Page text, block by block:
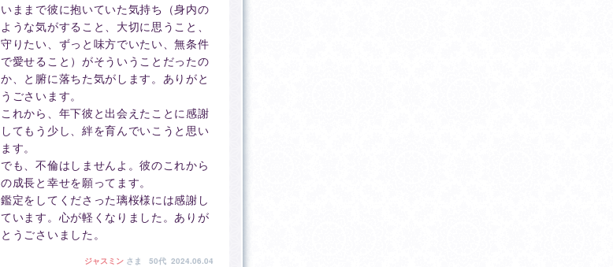
いままで彼に抱いていた気持ち（身内の
ような気がすること、大切に思うこと、
守りたい、ずっと味方でいたい、無条件
で愛せること）がそういうことだったの
か、と腑に落ちた気がします。ありがと
うごさいます。
これから、年下彼と出会えたことに感謝
してもう少し、絆を育んでいこうと思い
ます。
でも、不倫はしませんよ。彼のこれから
の成長と幸せを願ってます。
鑑定をしてくださった璃桜様には感謝し
ています。心が軽くなりました。ありが
とうごさいました。
ジャスミン さま
50代 2024.06.04